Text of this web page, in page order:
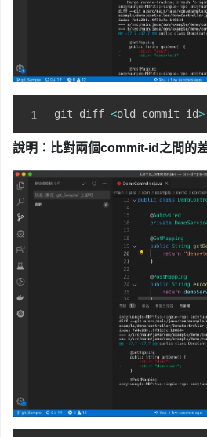
git diff <old commit-id>
說明：比對兩個commit-id之間的